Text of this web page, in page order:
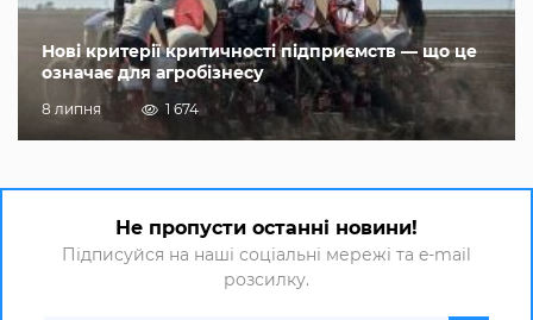
Нові критерії критичності підприємств — що це
означає для агробізнесу
8 липня 1 674
Не пропусти останні новини!
Підписуйся на наші соціальні мережі та e-mail
розсилку.